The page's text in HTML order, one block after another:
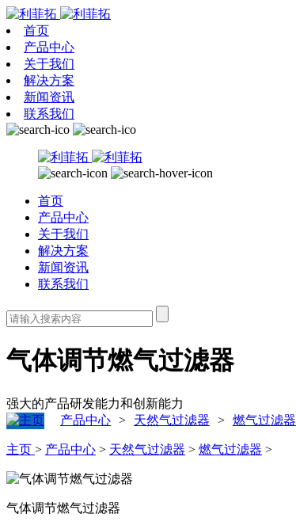
首页
产品中心
关于我们
解决方案
新闻资讯
联系我们
首页
产品中心
关于我们
解决方案
新闻资讯
联系我们
气体调节燃气过滤器
强大的产品研发能力和创新能力
产品中心 > 天然气过滤器 > 燃气过滤器
主页 > 产品中心 > 天然气过滤器 > 燃气过滤器 >
气体调节燃气过滤器